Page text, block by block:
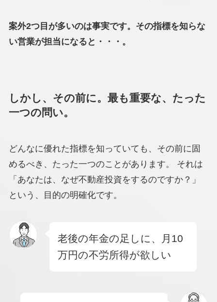
案外2つ目が多いのは事実です。 その指標を知らな
い営業が担当になると ・・・。
しかし、その前に。最も重要な、たった
一つの問い。
どんなに優れた指標を知っていても、その前に固
めるべき、たった一つのことがあります。 それは
「あなたは、なぜ不動産投資をするのですか？」
という、目的の明確化です。
老後の年金の足しに、月10
万円の不労所得が欲しい